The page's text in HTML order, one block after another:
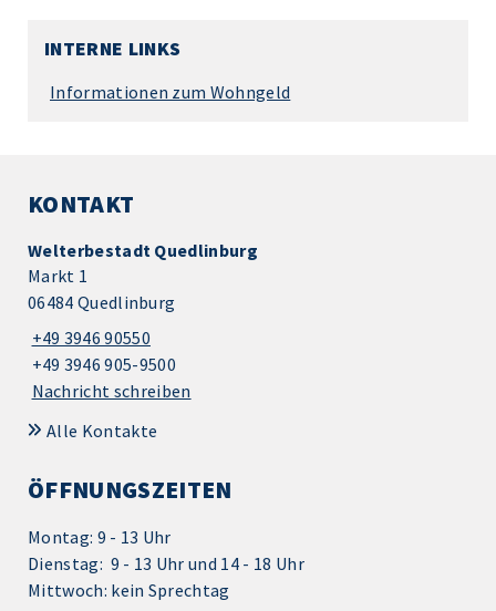
INTERNE LINKS
Informationen zum Wohngeld
KONTAKT
Welterbestadt Quedlinburg
Markt 1
06484 Quedlinburg
+49 3946 90550
+49 3946 905-9500
Nachricht schreiben
Alle Kontakte
ÖFFNUNGSZEITEN
Montag: 9 - 13 Uhr
Dienstag: 9 - 13 Uhr und 14 - 18 Uhr
Mittwoch: kein Sprechtag